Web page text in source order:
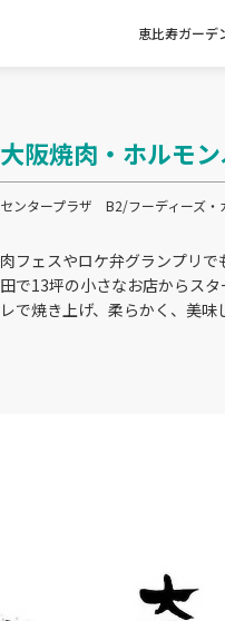
恵比寿ガーデ
大阪焼肉・ホルモ
センタープラザ B2/フーディーズ・
肉フェスやロケ弁グランプリ
田で13坪の小さなお店からス
レで焼き上げ、柔らかく、美味